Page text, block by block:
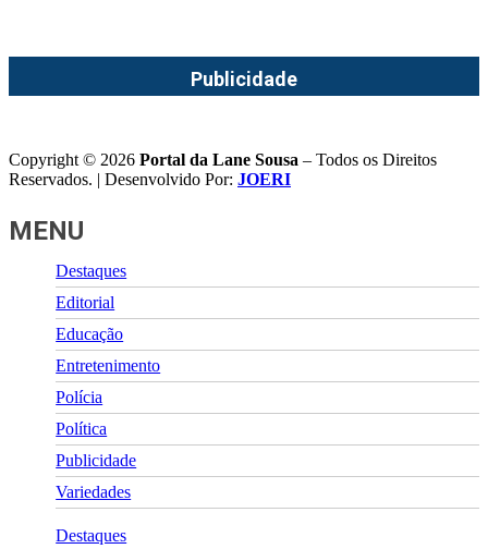
Publicidade
Copyright © 2026 Portal da Lane Sousa – Todos os Direitos
Reservados. | Desenvolvido Por: JOERI
MENU
Destaques
Editorial
Educação
Entretenimento
Polícia
Política
Publicidade
Variedades
Destaques